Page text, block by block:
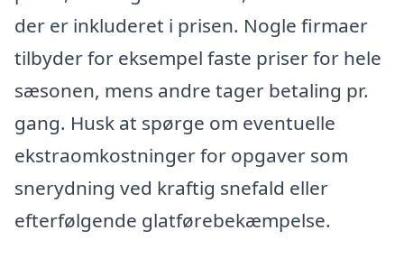
der er inkluderet i prisen. Nogle firmaer
tilbyder for eksempel faste priser for hele
sæsonen, mens andre tager betaling pr.
gang. Husk at spørge om eventuelle
ekstraomkostninger for opgaver som
snerydning ved kraftig snefald eller
efterfølgende glatførebekæmpelse.